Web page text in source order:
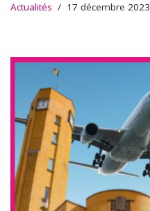
Actualités 17 décembre 2023